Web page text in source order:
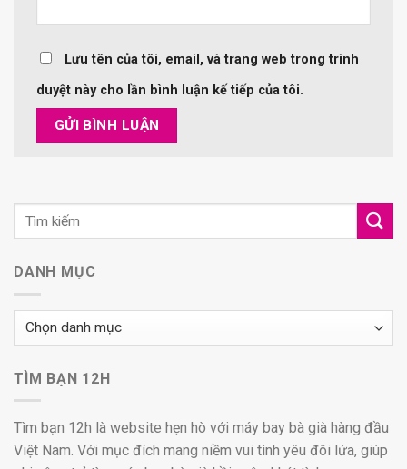
Lưu tên của tôi, email, và trang web trong trình
duyệt này cho lần bình luận kế tiếp của tôi.
DANH MỤC
Danh
TÌM BẠN 12H
Tìm bạn 12h là website hẹn hò với máy bay bà già hàng đầu
Việt Nam. Với mục đích mang niềm vui tình yêu đôi lứa, giúp